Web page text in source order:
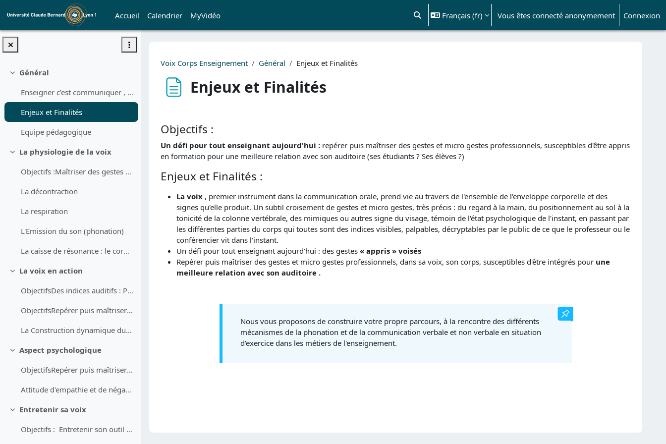
Passer au contenu principal
Accueil
Calendrier MyVidéo Activer/désactiver la saisie de recherche
Français ‎(fr)‎ Vous êtes connecté anonymement Connexion
Replier
Général
Enseigner c’est communiquer , d...
Enjeux et Finalités
Equipe pédagogique
Replier
La physiologie de la voix
Objectifs :Maîtriser des gestes techniques de la v...
La décontraction
La respiration
L'Emission du son (phonation)
La caisse de résonance : le corps et ses résonateurs
Replier
La voix en action
ObjectifsDes indices auditifs : Proposer des piste...
ObjectifsRepérer puis maîtriser les paramètres de ...
La Construction dynamique du discours
Replier
Aspect psychologique
ObjectifsRepérer puis maîtriser des comportements....
Attitude d'empathie et de négatricité
Replier
Entretenir sa voix
Objectifs : Entretenir son outil de travail...
Voix Corps Enseignement Général Enjeux et Finalités
Enjeux et Finalités
Objectifs :
Un défi pour tout enseignant aujourd'hui : repérer puis maîtriser des gestes et micro gestes professionnels, susceptibles d'être appris
en formation pour une meilleure relation avec son auditoire (ses étudiants ? Ses élèves ?)
Enjeux et Finalités :
La voix , premier instrument dans la communication orale, prend vie au travers de l'ensemble de l'enveloppe corporelle et des
signes qu'elle produit. Un subtil croisement de gestes et micro gestes, très précis : du regard à la main, du positionnement au sol à la
tonicité de la colonne vertébrale, des mimiques ou autres signe du visage, témoin de l'état psychologique de l'instant, en passant par
les différentes parties du corps qui toutes sont des indices visibles, palpables, décryptables par le public de ce que le professeur ou le
conférencier vit dans l'instant.
Un défi pour tout enseignant aujourd'hui : des gestes « appris » voisés
Repérer puis maîtriser des gestes et micro gestes professionnels, dans sa voix, son corps, susceptibles d'être intégrés pour une
meilleure relation avec son auditoire .
Nous vous proposons de construire votre propre parcours, à la rencontre des différents
mécanismes de la phonation et de la communication verbale et non verbale en situation
d'exercice dans les métiers de l'enseignement.